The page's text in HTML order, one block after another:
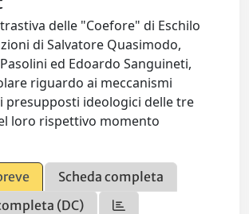
delle "Coefore" di Eschilo
di Salvatore Quasimodo,
ed Edoardo Sanguineti,
riguardo ai meccanismi
presupposti ideologici delle tre
loro rispettivo momento
Scheda completa
(DC)